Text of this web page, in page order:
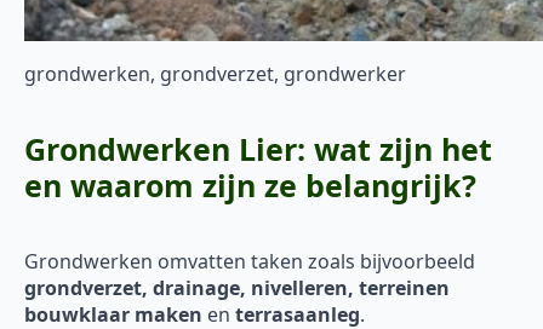
grondwerken, grondverzet, grondwerker
Grondwerken Lier: wat zijn het
en waarom zijn ze belangrijk?
Grondwerken omvatten taken zoals bijvoorbeeld
grondverzet, drainage, nivelleren, terreinen
bouwklaar maken en terrasaanleg.